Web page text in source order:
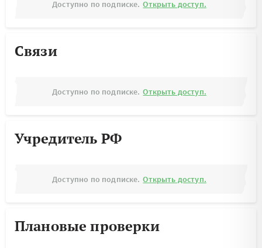
Доступно по подписке. Открыть доступ.
Связи
Доступно по подписке. Открыть доступ.
Учредитель РФ
Доступно по подписке. Открыть доступ.
Плановые проверки